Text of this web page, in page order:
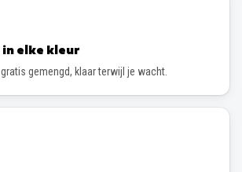
elke kleur
gemengd, klaar terwijl je wacht.